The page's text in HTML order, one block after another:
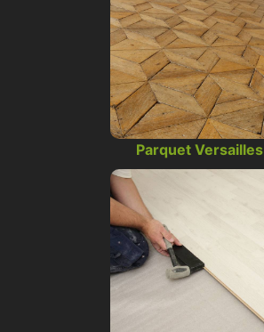
Parquet Versailles